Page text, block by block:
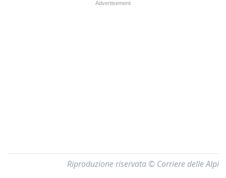
Riproduzione riservata © Corriere delle Alpi